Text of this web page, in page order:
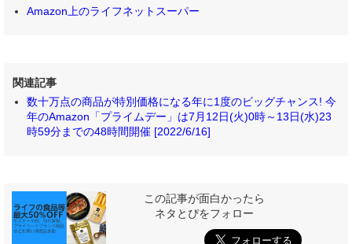
Amazon上のライフネットスーパー
関連記事
数十万点の商品が特別価格になる年に1度のビッグチャンス! 今
年のAmazon「プライムデー」は7月12日(火)0時～13日(水)23
時59分までの48時間開催 [2022/6/16]
この記事が面白かったら
ネタとぴをフォロー